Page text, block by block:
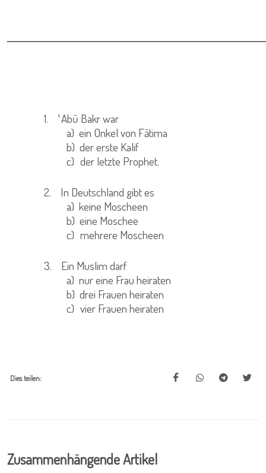
1.
ՙAbū Bakr war
a) ein Onkel von Fātima
b) der erste Kalif
c) der letzte Prophet.
2.
In Deutschland gibt es
a) keine Moscheen
b) eine Moschee
c) mehrere Moscheen
3.
Ein Muslim darf
a) nur eine Frau heiraten
b) drei Frauen heiraten
c) vier Frauen heiraten
Dies teilen:
Zusammenhängende Artikel